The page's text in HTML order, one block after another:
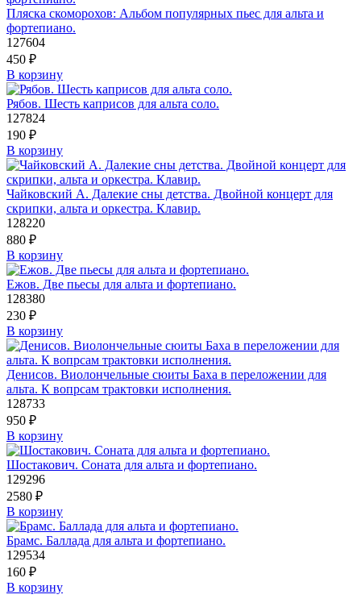
Пляска скоморохов: Альбом популярных пьес для альта и
фортепиано.
127604
450 ₽
В корзину
Рябов. Шесть каприсов для альта соло.
127824
190 ₽
В корзину
Чайковский А. Далекие сны детства. Двойной концерт для
скрипки, альта и оркестра. Клавир.
128220
880 ₽
В корзину
Ежов. Две пьесы для альта и фортепиано.
128380
230 ₽
В корзину
Денисов. Виолончельные сюиты Баха в переложении для
альта. К вопрсам трактовки исполнения.
128733
950 ₽
В корзину
Шостакович. Соната для альта и фортепиано.
129296
2580 ₽
В корзину
Брамс. Баллада для альта и фортепиано.
129534
160 ₽
В корзину